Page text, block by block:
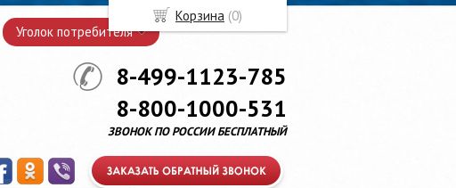
Уголок потребителя
8-499-1123-785
8-800-1000-531
ЗВОНОК ПО РОССИИ БЕСПЛАТНЫЙ
Корзина (0)